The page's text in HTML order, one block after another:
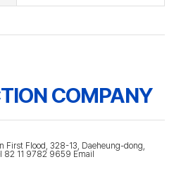
COMPANY
First Flood, 328-13, Daeheung-dong,
82 11 9782 9659 Email